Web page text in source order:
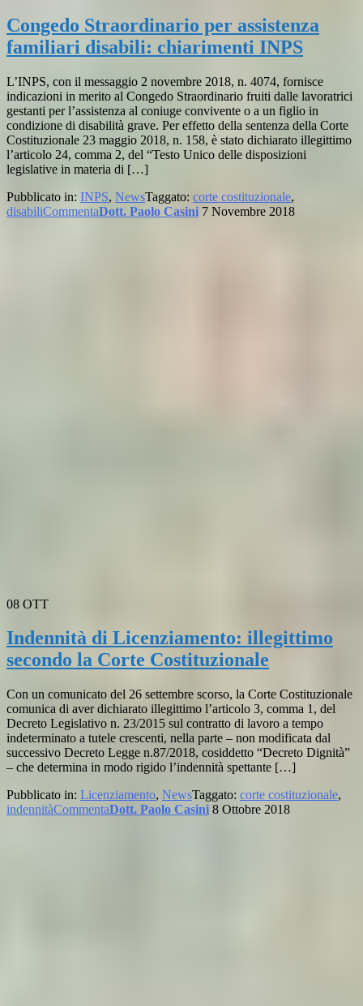
Congedo Straordinario per assistenza
familiari disabili: chiarimenti INPS
L’INPS, con il messaggio 2 novembre 2018, n. 4074, fornisce
indicazioni in merito al Congedo Straordinario fruiti dalle lavoratrici
gestanti per l’assistenza al coniuge convivente o a un figlio in
condizione di disabilità grave. Per effetto della sentenza della Corte
Costituzionale 23 maggio 2018, n. 158, è stato dichiarato illegittimo
l’articolo 24, comma 2, del “Testo Unico delle disposizioni
legislative in materia di […]
Pubblicato in: INPS, NewsTaggato: corte costituzionale,
disabiliCommentaDott. Paolo Casini 7 Novembre 2018
08 OTT
Indennità di Licenziamento: illegittimo
secondo la Corte Costituzionale
Con un comunicato del 26 settembre scorso, la Corte Costituzionale
comunica di aver dichiarato illegittimo l’articolo 3, comma 1, del
Decreto Legislativo n. 23/2015 sul contratto di lavoro a tempo
indeterminato a tutele crescenti, nella parte – non modificata dal
successivo Decreto Legge n.87/2018, cosiddetto “Decreto Dignità”
– che determina in modo rigido l’indennità spettante […]
Pubblicato in: Licenziamento, NewsTaggato: corte costituzionale,
indennitàCommentaDott. Paolo Casini 8 Ottobre 2018